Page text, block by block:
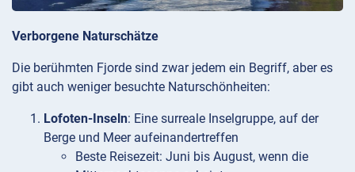
Verborgene Naturschätze
Die berühmten Fjorde sind zwar jedem ein Begriff, aber es
gibt auch weniger besuchte Naturschönheiten:
Lofoten-Inseln: Eine surreale Inselgruppe, auf der
Berge und Meer aufeinandertreffen
Beste Reisezeit: Juni bis August, wenn die